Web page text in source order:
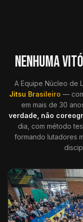
NENHUMA
A Equipe Núcleo de
Jitsu Brasileiro —
em mais de 30
verdade, não
dia, com método
formando lutadores